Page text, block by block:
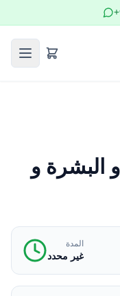
البشرة و
المدة
غير محدد